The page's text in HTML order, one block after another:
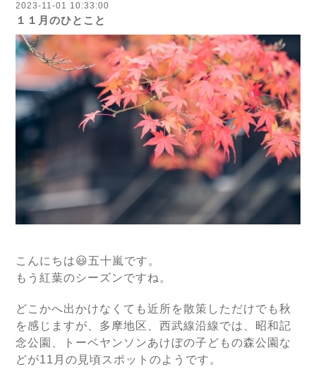
2023-11-01 10:33:00
１１月のひとこと
こんにちは😃五十嵐です。
もう紅葉のシーズンですね。
どこかへ出かけなくても近所を散策しただけでも秋
を感じますが、多摩地区、西武線沿線では、昭和記
念公園、トーベヤンソンあけぼの子どもの森公園な
どが11月の見頃スポットのようです。